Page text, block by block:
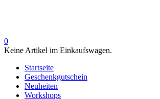
0
Keine Artikel im Einkaufswagen.
Startseite
Geschenkgutschein
Neuheiten
Workshops